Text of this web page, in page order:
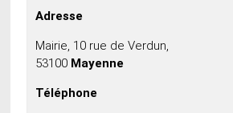
Adresse
Mairie, 10 rue de Verdun,
53100 Mayenne
Téléphone